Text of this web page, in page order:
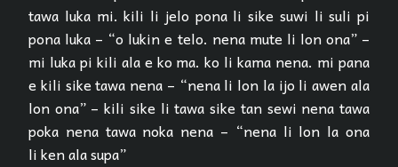
tawa luka mi. kili li jelo pona li sike suwi li suli pi
pona luka – “o lukin e telo. nena mute li lon ona” –
mi luka pi kili ala e ko ma. ko li kama nena. mi pana
e kili sike tawa nena – “nena li lon la ijo li awen ala
lon ona” – kili sike li tawa sike tan sewi nena tawa
poka nena tawa noka nena – “nena li lon la ona
li ken ala supa”